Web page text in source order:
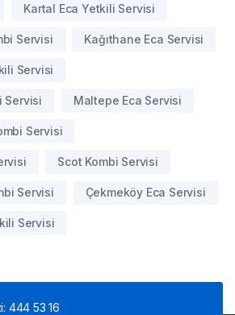
Kartal Eca Yetkili Servisi
Servisi Kağıthane Eca Servisi
Servisi
Servisi Maltepe Eca Servisi
Servisi
Scot Kombi Servisi
Servisi Çekmeköy Eca Servisi
Servisi
444 53 16